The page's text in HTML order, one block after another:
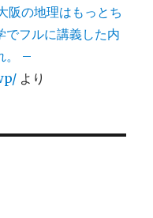
阪の地理はもっとち
でフルに講義した内
。 –
より